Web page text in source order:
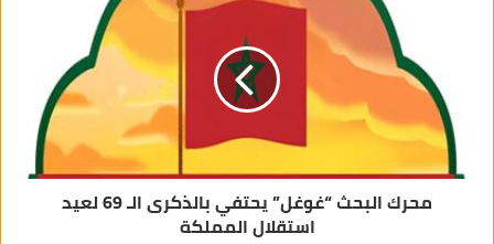
محرك البحث “غوغل” يحتفي بالذكرى الـ 69 لعيد
استقلال المملكة